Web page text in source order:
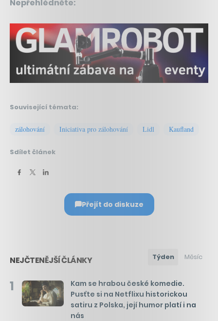
Nepřehlédněte:
Související témata:
zálohování Iniciativa pro zálohování Lidl Kaufland
Sdílet článek
Přejít do diskuze
NEJČTENĚJŠÍ ČLÁNKY Týden Měsíc
1
Kam se hrabou české komedie.
Pusťte si na Netflixu historickou
satiru z Polska, její humor platí i na
nás